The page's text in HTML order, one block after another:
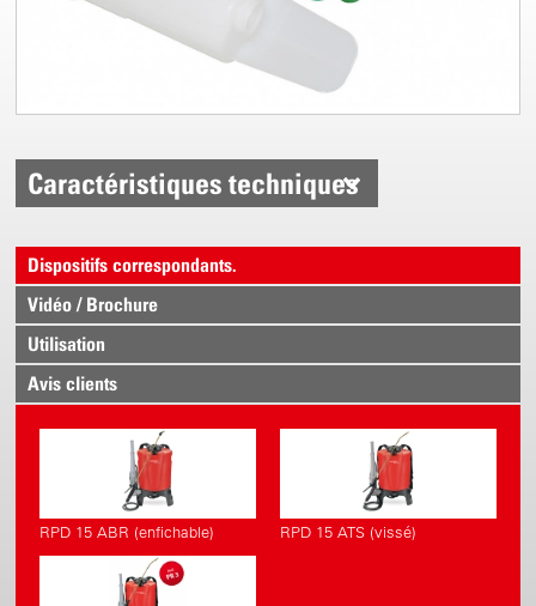
Caractéristiques techniques
Dispositifs correspondants.
Vidéo / Brochure
Utilisation
Avis clients
RPD 15 ABR (enfichable) RPD 15 ATS (vissé)